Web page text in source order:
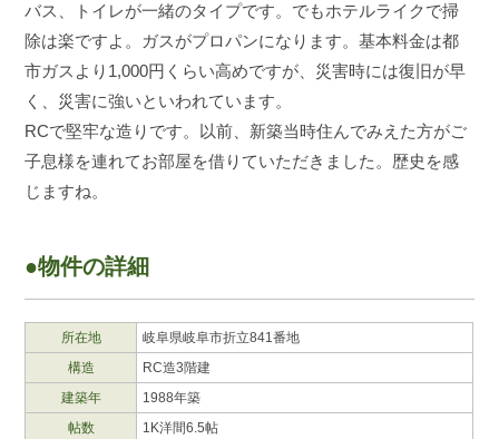
バス、トイレが一緒のタイプです。でもホテルライクで掃
除は楽ですよ。ガスがプロパンになります。基本料金は都
市ガスより1,000円くらい高めですが、災害時には復旧が早
く、災害に強いといわれています。
RCで堅牢な造りです。以前、新築当時住んでみえた方がご
子息様を連れてお部屋を借りていただきました。歴史を感
じますね。
●物件の詳細
所在地
岐阜県岐阜市折立841番地
構造
RC造3階建
建築年
1988年築
帖数
1K洋間6.5帖